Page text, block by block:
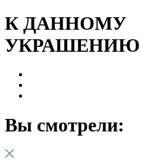
К ДАННОМУ
УКРАШЕНИЮ
Вы смотрели: